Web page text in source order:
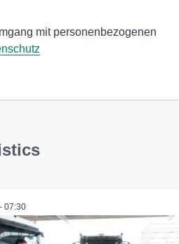
mit personenbezogenen
07:30